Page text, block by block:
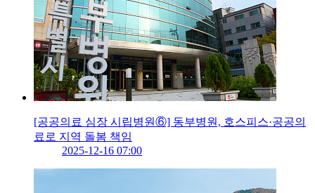
[공공의료 심장 시립병원⑥] 동부병원, 호스피스·공공의
료로 지역 돌봄 책임
2025-12-16 07:00